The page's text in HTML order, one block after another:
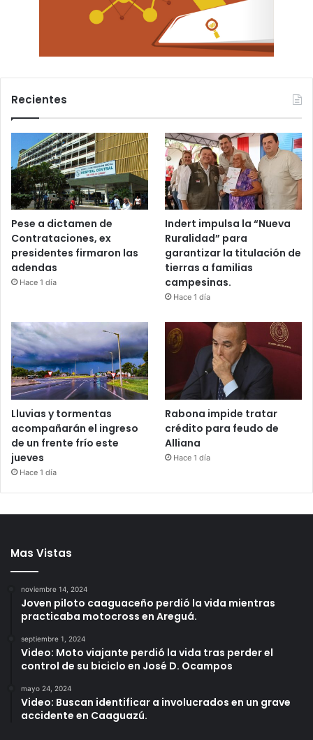
Recientes
Pese a dictamen de
Contrataciones, ex
presidentes firmaron las
adendas
Hace 1 día
Indert impulsa la “Nueva
Ruralidad” para
garantizar la titulación de
tierras a familias
campesinas.
Hace 1 día
Lluvias y tormentas
acompañarán el ingreso
de un frente frío este
jueves
Hace 1 día
Rabona impide tratar
crédito para feudo de
Alliana
Hace 1 día
Mas Vistas
noviembre 14, 2024
Joven piloto caaguaceño perdió la vida mientras
practicaba motocross en Areguá.
septiembre 1, 2024
Video: Moto viajante perdió la vida tras perder el
control de su biciclo en José D. Ocampos
mayo 24, 2024
Video: Buscan identificar a involucrados en un grave
accidente en Caaguazú.